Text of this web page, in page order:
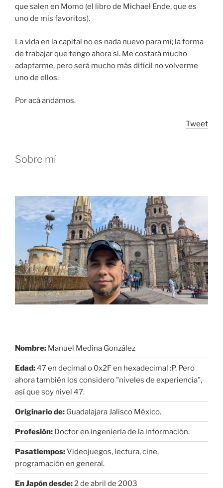
que salen en Momo (el libro de Michael Ende, que es
uno de mis favoritos).
La vida en la capital no es nada nuevo para mí; la forma
de trabajar que tengo ahora sí. Me costará mucho
adaptarme, pero será mucho más difícil no volverme
uno de ellos.
Por acá andamos.
Tweet
Sobre mí
Nombre: Manuel Medina González
Edad:47 en decimal o 0x2F en hexadecimal :P. Pero
ahora también los considero "niveles de experiencia",
así que soy nivel 47.
Originario de: Guadalajara Jalisco México.
Profesión: Doctor en ingeniería de la información.
Pasatiempos:Videojuegos, lectura, cine,
programación en general.
En Japón desde:2 de abril de 2003